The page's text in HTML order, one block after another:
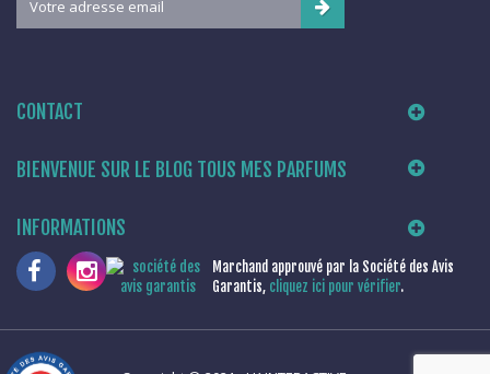
CONTACT
BIENVENUE SUR LE BLOG TOUS MES PARFUMS
INFORMATIONS
Marchand approuvé par la Société des Avis
Garantis, cliquez ici pour vérifier.